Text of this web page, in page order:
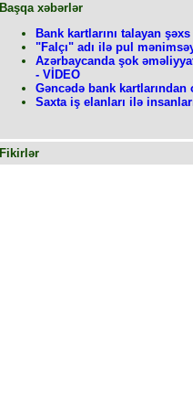
Başqa xəbərlər
Bank kartlarını talayan
"Falçı" adı ilə pul
Azərbaycanda şok
- VİDEO
Gəncədə bank
Saxta iş elanları ilə
Fikirlər